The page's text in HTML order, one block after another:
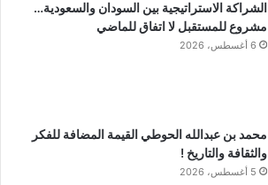
الشراكة الاستراتيجية بين السودان والسعودية…
مشروع للمستقبل لا اتفاق للماضي
6 أغسطس، 2026
محمد بن عبدالله الحوطي القيمة المضافة للفكر
والثقافة والتاريخ !
5 أغسطس، 2026